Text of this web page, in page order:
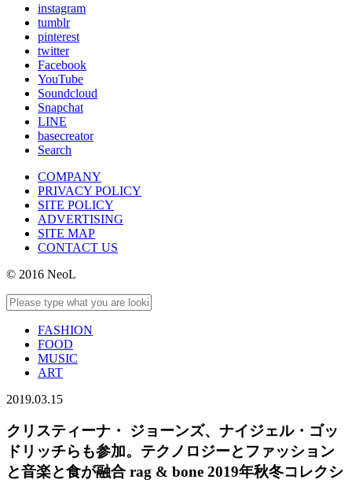
instagram
tumblr
pinterest
twitter
Facebook
YouTube
Soundcloud
Snapchat
LINE
basecreator
Search
COMPANY
PRIVACY POLICY
SITE POLICY
ADVERTISING
SITE MAP
CONTACT US
© 2016 NeoL
FASHION
FOOD
MUSIC
ART
2019.03.15
クリスティーナ・ ジョーンズ、ナイジェル・ゴッ
ドリッチらも参加。テクノロジーとファッション
と音楽と食が融合 rag & bone 2019年秋冬コレクシ